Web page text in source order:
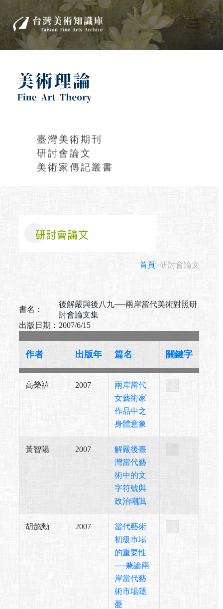
臺灣美術期刊
研討會論文
美術家傳記叢書
首頁>研討會論文
書名：
後解嚴與後八九──兩岸當代美術對照研
討會論文集
出版日期： 2007/6/15
作者 出版年 篇名 關鍵字
高榮禧 2007
兩岸當代
女藝術家
作品中之
身體意象
黃智陽 2007
解嚴後臺
灣當代藝
術中的文
字符號與
政治嘲諷
胡懿勳 2007
當代藝術
初級市場
的重要性
──兼論兩
岸當代藝
術市場隱
憂